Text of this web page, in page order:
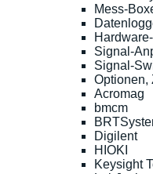
Mess-
Signal-
Signal-
Optionen,
Acromag
bmcm
Digilent
HIOKI
Keysight